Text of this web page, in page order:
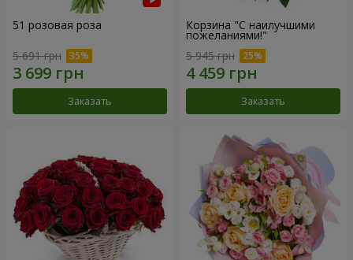
51 розовая роза
5 691 грн
Заказать
Корзина "С наилучшими
пожеланиями!"
5 945 грн
Заказать